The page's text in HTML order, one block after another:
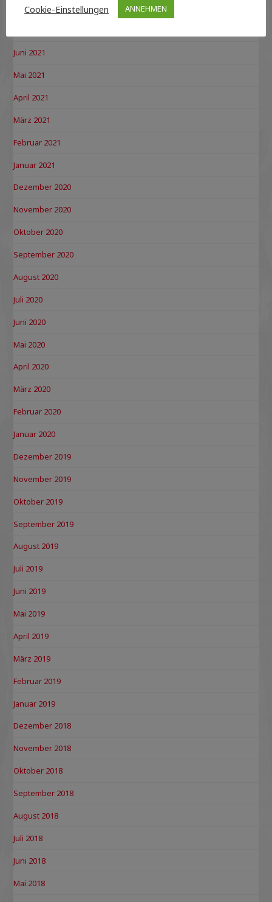
August 2021
Juni 2021
Mai 2021
April 2021
März 2021
Februar 2021
Januar 2021
Dezember 2020
November 2020
Oktober 2020
September 2020
August 2020
Juli 2020
Juni 2020
Mai 2020
April 2020
März 2020
Februar 2020
Januar 2020
Dezember 2019
November 2019
Oktober 2019
September 2019
August 2019
Juli 2019
Juni 2019
Mai 2019
April 2019
März 2019
Februar 2019
Januar 2019
Dezember 2018
November 2018
Oktober 2018
September 2018
August 2018
Juli 2018
Juni 2018
Mai 2018
Cookie-Einstellungen
ANNEHMEN